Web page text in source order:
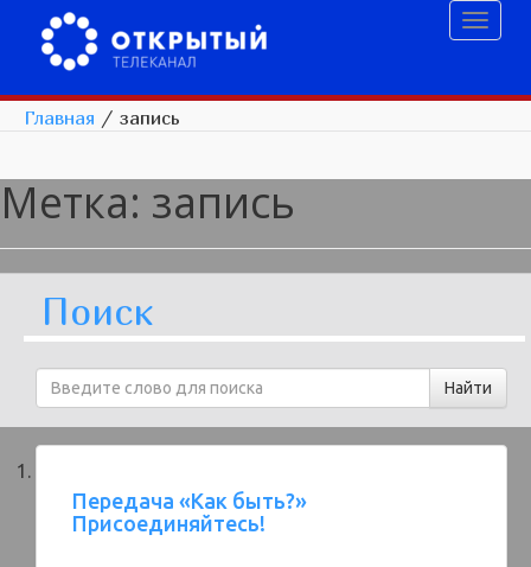
Главная / запись
Метка: запись
Поиск
Передача «Как быть?»
Присоединяйтесь!